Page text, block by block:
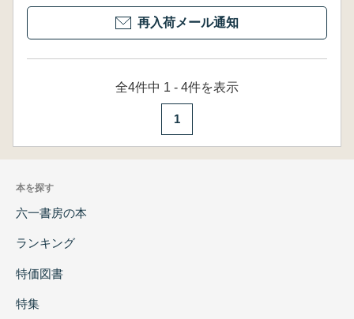
再入荷メール通知
全4件中 1 - 4件を表示
1
本を探す
六一書房の本
ランキング
特価図書
特集